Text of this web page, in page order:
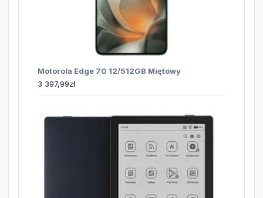
Motorola Edge 70 12/512GB Miętowy
3 397,99zł